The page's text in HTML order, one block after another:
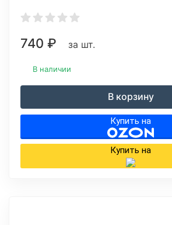
740 ₽ за шт.
В наличии
В корзину
Купить на
Купить на